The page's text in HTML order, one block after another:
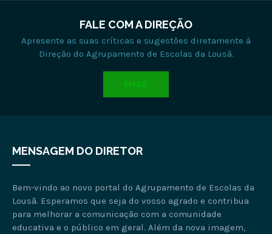
FALE COM A DIREÇÃO
Apresente as suas críticas e sugestões diretamente à
Direção do Agrupamento de Escolas da Lousã.
EMAIL
MENSAGEM DO DIRETOR
Bem-vindo ao novo portal do Agrupamento de Escolas da
Lousã. Esperamos que seja do vosso agrado e contribua
para melhorar a comunicação com a comunidade
educativa e o público em geral. Além da nova imagem,